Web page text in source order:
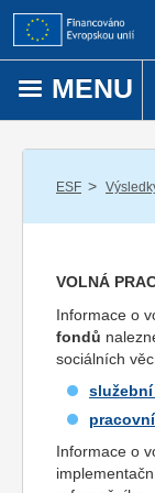
Přejít k obsahu
MENU
ESF /
VOLNÁ
Informace o
fondů
sociálních
Informace o